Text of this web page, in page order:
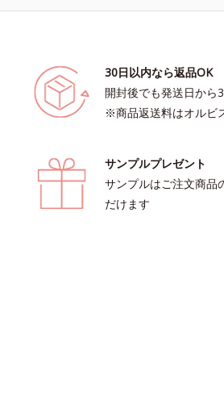
30日以内なら返品OK
開封後でも発送日から
※商品返送料はオルビ
サンプルプレゼント
サンプルはご注文商品
だけます